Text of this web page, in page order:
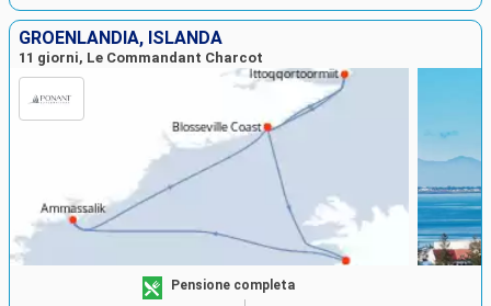
GROENLANDIA, ISLANDA
11 giorni, Le Commandant Charcot
Pensione completa